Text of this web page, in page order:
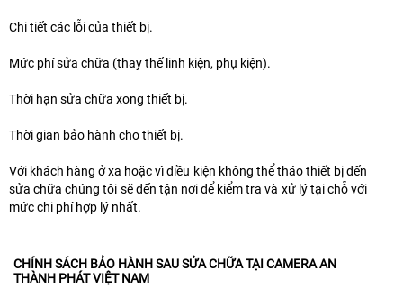
Chi tiết các lỗi của thiết bị.
Mức phí sửa chữa (thay thế linh kiện, phụ kiện).
Thời hạn sửa chữa xong thiết bị.
Thời gian bảo hành cho thiết bị.
Với khách hàng ở xa hoặc vì điều kiện không thể tháo thiết bị đến
sửa chữa chúng tôi sẽ đến tận nơi để kiểm tra và xử lý tại chỗ với
mức chi phí hợp lý nhất.
CHÍNH SÁCH BẢO HÀNH SAU SỬA CHỮA TẠI CAMERA AN
THÀNH PHÁT VIỆT NAM